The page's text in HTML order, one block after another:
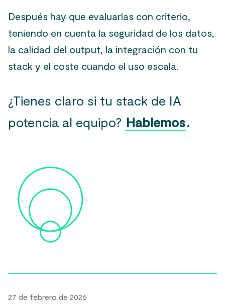
Después hay que evaluarlas con criterio,
teniendo en cuenta la seguridad de los datos,
la calidad del output, la integración con tu
stack y el coste cuando el uso escala.
¿Tienes claro si tu stack de IA
potencia al equipo? Hablemos.
27 de febrero de 2026